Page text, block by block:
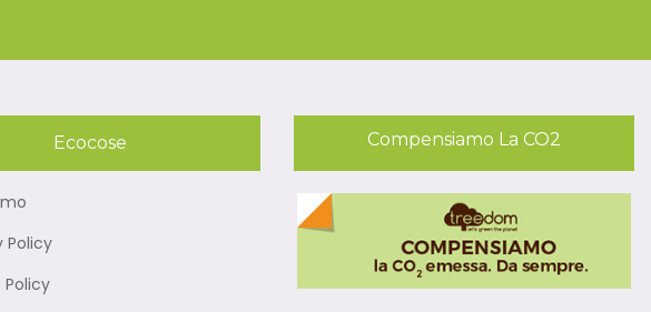
Ecocose
Policy
Policy
Compensiamo La CO2